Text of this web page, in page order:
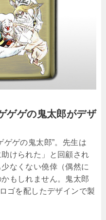
ゲゲの鬼太郎がデザ
ゲゲの鬼太郎”。先生は
けられた」と回顧され
なくない僥倖（偶然に
もしれません。鬼太郎
ゴを配したデザインで製